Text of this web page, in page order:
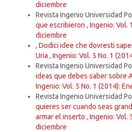
diciembre
Revista Ingenio Universidad
que escribieron , Ingenio: Vol.
diciembre
, Dodici idee che dovresti
Uria , Ingenio: Vol. 5 No. 1
Revista Ingenio Universidad
ideas que debes saber sobre
Ingenio: Vol. 5 No. 1 (2014):
Revista Ingenio Universidad
quieres ser cuando seas
armar el inserto , Ingenio: Vol.
diciembre